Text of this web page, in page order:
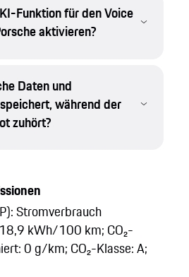
Funktion für den Voice
aktivieren?
Daten und
während der
zuhört?
Stromverbrauch
kWh/100 km; CO₂-
0 g/km; CO₂-Klasse: A;